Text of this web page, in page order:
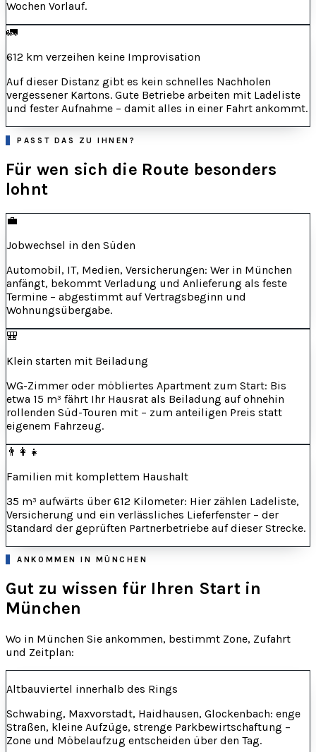
Wochen Vorlauf.
🚛
612 km verzeihen keine Improvisation
Auf dieser Distanz gibt es kein schnelles Nachholen
vergessener Kartons. Gute Betriebe arbeiten mit Ladeliste
und fester Aufnahme – damit alles in einer Fahrt ankommt.
PASST DAS ZU IHNEN?
Für wen sich die Route besonders
lohnt
💼
Jobwechsel in den Süden
Automobil, IT, Medien, Versicherungen: Wer in München
anfängt, bekommt Verladung und Anlieferung als feste
Termine – abgestimmt auf Vertragsbeginn und
Wohnungsübergabe.
🎒
Klein starten mit Beiladung
WG-Zimmer oder möbliertes Apartment zum Start: Bis
etwa 15 m³ fährt Ihr Hausrat als Beiladung auf ohnehin
rollenden Süd-Touren mit – zum anteiligen Preis statt
eigenem Fahrzeug.
👨‍👩‍👧
Familien mit komplettem Haushalt
35 m³ aufwärts über 612 Kilometer: Hier zählen Ladeliste,
Versicherung und ein verlässliches Lieferfenster – der
Standard der geprüften Partnerbetriebe auf dieser Strecke.
ANKOMMEN IN MÜNCHEN
Gut zu wissen für Ihren Start in
München
Wo in München Sie ankommen, bestimmt Zone, Zufahrt
und Zeitplan:
Altbauviertel innerhalb des Rings
Schwabing, Maxvorstadt, Haidhausen, Glockenbach: enge
Straßen, kleine Aufzüge, strenge Parkbewirtschaftung –
Zone und Möbelaufzug entscheiden über den Tag.